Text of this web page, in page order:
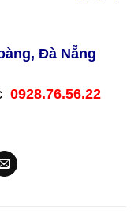
Đà Nẵng
0928.76.56.22